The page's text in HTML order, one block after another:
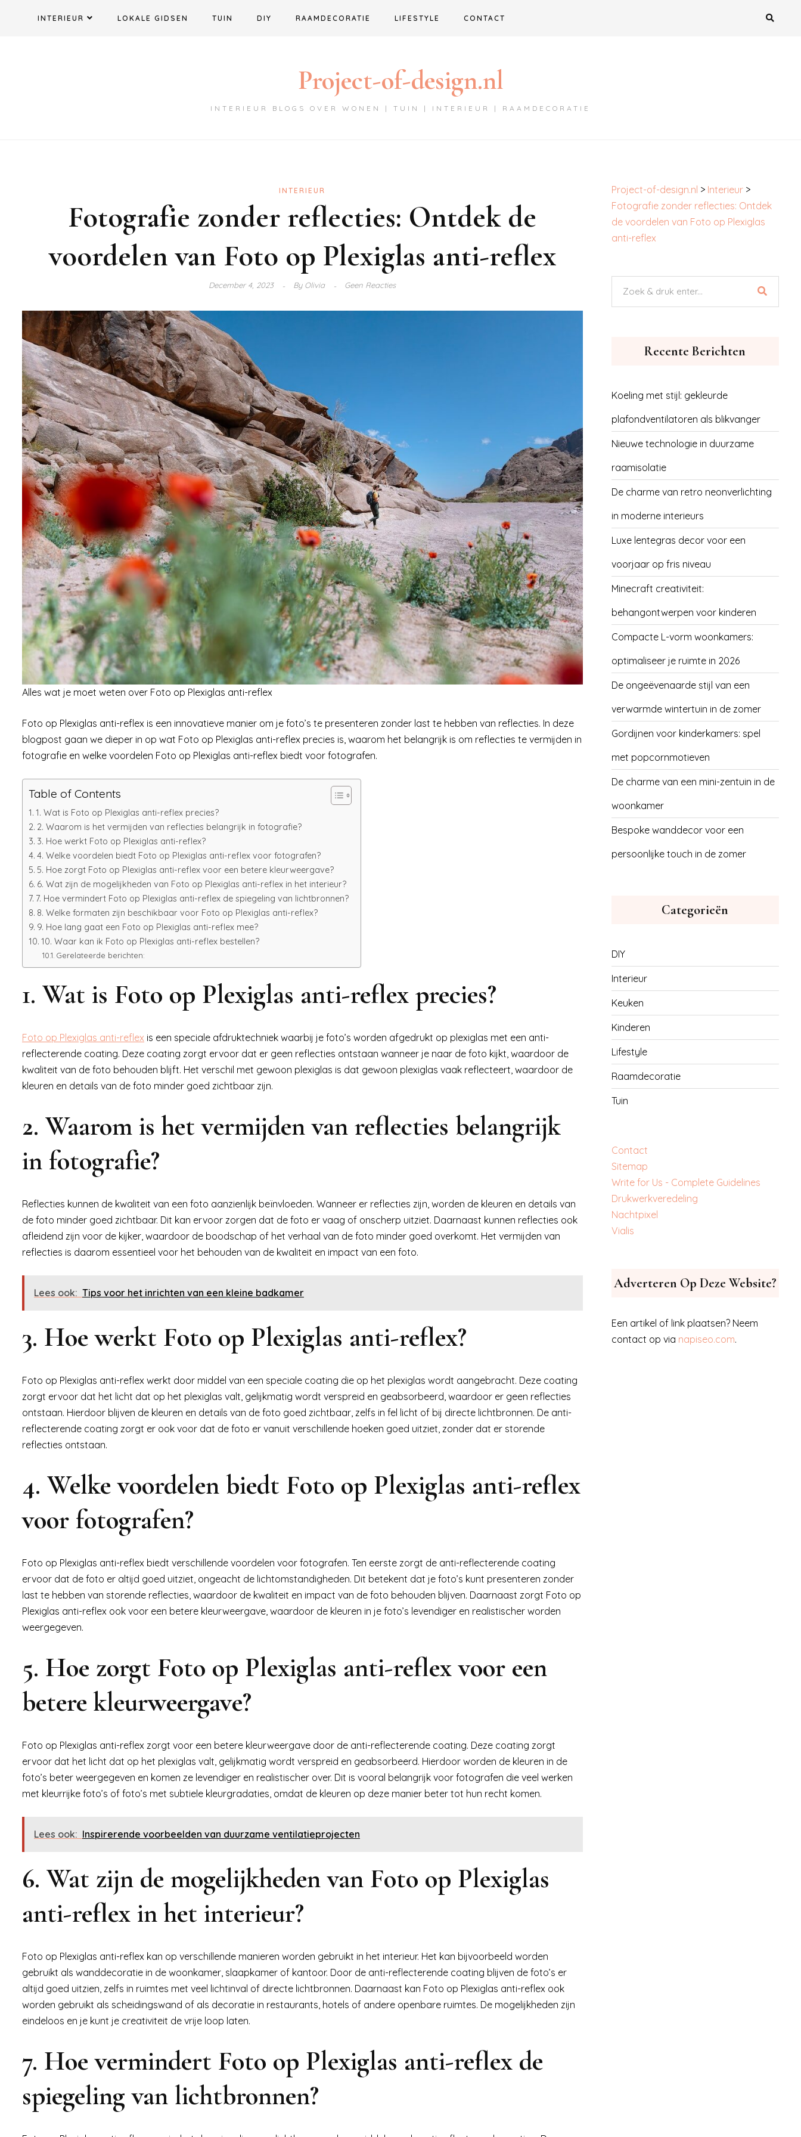
INTERIEUR LOKALE GIDSEN TUIN DIY RAAMDECORATIE LIFESTYLE CONTACT
Project-of-design.nl
INTERIEUR BLOGS OVER WONEN | TUIN | INTERIEUR | RAAMDECORATIE
INTERIEUR
Fotografie zonder reflecties: Ontdek de
voordelen van Foto op Plexiglas anti-reflex
December 4, 2023 ByOlivia Geen Reacties
Alles wat je moet weten over Foto op Plexiglas anti-reflex
Foto op Plexiglas anti-reflex is een innovatieve manier om je foto’s te presenteren zonder last te hebben van reflecties. In deze
blogpost gaan we dieper in op wat Foto op Plexiglas anti-reflex precies is, waarom het belangrijk is om reflecties te vermijden in
fotografie en welke voordelen Foto op Plexiglas anti-reflex biedt voor fotografen.
Table of Contents
1. Wat is Foto op Plexiglas anti-reflex precies?
2. Waarom is het vermijden van reflecties belangrijk in fotografie?
3. Hoe werkt Foto op Plexiglas anti-reflex?
4. Welke voordelen biedt Foto op Plexiglas anti-reflex voor fotografen?
5. Hoe zorgt Foto op Plexiglas anti-reflex voor een betere kleurweergave?
6. Wat zijn de mogelijkheden van Foto op Plexiglas anti-reflex in het interieur?
7. Hoe vermindert Foto op Plexiglas anti-reflex de spiegeling van lichtbronnen?
8. Welke formaten zijn beschikbaar voor Foto op Plexiglas anti-reflex?
9. Hoe lang gaat een Foto op Plexiglas anti-reflex mee?
10. Waar kan ik Foto op Plexiglas anti-reflex bestellen?
Gerelateerde berichten:
1. Wat is Foto op Plexiglas anti-reflex precies?
Foto op Plexiglas anti-reflex is een speciale afdruktechniek waarbij je foto’s worden afgedrukt op plexiglas met een anti-
reflecterende coating. Deze coating zorgt ervoor dat er geen reflecties ontstaan wanneer je naar de foto kijkt, waardoor de
kwaliteit van de foto behouden blijft. Het verschil met gewoon plexiglas is dat gewoon plexiglas vaak reflecteert, waardoor de
kleuren en details van de foto minder goed zichtbaar zijn.
2. Waarom is het vermijden van reflecties belangrijk
in fotografie?
Reflecties kunnen de kwaliteit van een foto aanzienlijk beïnvloeden. Wanneer er reflecties zijn, worden de kleuren en details van
de foto minder goed zichtbaar. Dit kan ervoor zorgen dat de foto er vaag of onscherp uitziet. Daarnaast kunnen reflecties ook
afleidend zijn voor de kijker, waardoor de boodschap of het verhaal van de foto minder goed overkomt. Het vermijden van
reflecties is daarom essentieel voor het behouden van de kwaliteit en impact van een foto.
Lees ook: Tips voor het inrichten van een kleine badkamer
3. Hoe werkt Foto op Plexiglas anti-reflex?
Foto op Plexiglas anti-reflex werkt door middel van een speciale coating die op het plexiglas wordt aangebracht. Deze coating
zorgt ervoor dat het licht dat op het plexiglas valt, gelijkmatig wordt verspreid en geabsorbeerd, waardoor er geen reflecties
ontstaan. Hierdoor blijven de kleuren en details van de foto goed zichtbaar, zelfs in fel licht of bij directe lichtbronnen. De anti-
reflecterende coating zorgt er ook voor dat de foto er vanuit verschillende hoeken goed uitziet, zonder dat er storende
reflecties ontstaan.
4. Welke voordelen biedt Foto op Plexiglas anti-reflex
voor fotografen?
Foto op Plexiglas anti-reflex biedt verschillende voordelen voor fotografen. Ten eerste zorgt de anti-reflecterende coating
ervoor dat de foto er altijd goed uitziet, ongeacht de lichtomstandigheden. Dit betekent dat je foto’s kunt presenteren zonder
last te hebben van storende reflecties, waardoor de kwaliteit en impact van de foto behouden blijven. Daarnaast zorgt Foto op
Plexiglas anti-reflex ook voor een betere kleurweergave, waardoor de kleuren in je foto’s levendiger en realistischer worden
weergegeven.
5. Hoe zorgt Foto op Plexiglas anti-reflex voor een
betere kleurweergave?
Foto op Plexiglas anti-reflex zorgt voor een betere kleurweergave door de anti-reflecterende coating. Deze coating zorgt
ervoor dat het licht dat op het plexiglas valt, gelijkmatig wordt verspreid en geabsorbeerd. Hierdoor worden de kleuren in de
foto’s beter weergegeven en komen ze levendiger en realistischer over. Dit is vooral belangrijk voor fotografen die veel werken
met kleurrijke foto’s of foto’s met subtiele kleurgradaties, omdat de kleuren op deze manier beter tot hun recht komen.
Lees ook: Inspirerende voorbeelden van duurzame ventilatieprojecten
6. Wat zijn de mogelijkheden van Foto op Plexiglas
anti-reflex in het interieur?
Foto op Plexiglas anti-reflex kan op verschillende manieren worden gebruikt in het interieur. Het kan bijvoorbeeld worden
gebruikt als wanddecoratie in de woonkamer, slaapkamer of kantoor. Door de anti-reflecterende coating blijven de foto’s er
altijd goed uitzien, zelfs in ruimtes met veel lichtinval of directe lichtbronnen. Daarnaast kan Foto op Plexiglas anti-reflex ook
worden gebruikt als scheidingswand of als decoratie in restaurants, hotels of andere openbare ruimtes. De mogelijkheden zijn
eindeloos en je kunt je creativiteit de vrije loop laten.
7. Hoe vermindert Foto op Plexiglas anti-reflex de
spiegeling van lichtbronnen?
Project-of-design.nl > Interieur>
Fotografie zonder reflecties: Ontdek
de voordelen van Foto op Plexiglas
anti-reflex
Recente Berichten
Koeling met stijl: gekleurde
plafondventilatoren als blikvanger
Nieuwe technologie in duurzame
raamisolatie
De charme van retro neonverlichting
in moderne interieurs
Luxe lentegras decor voor een
voorjaar op fris niveau
Minecraft creativiteit:
behangontwerpen voor kinderen
Compacte L-vorm woonkamers:
optimaliseer je ruimte in 2026
De ongeëvenaarde stijl van een
verwarmde wintertuin in de zomer
Gordijnen voor kinderkamers: spel
met popcornmotieven
De charme van een mini-zentuin in de
woonkamer
Bespoke wanddecor voor een
persoonlijke touch in de zomer
Categorieën
DIY
Interieur
Keuken
Kinderen
Lifestyle
Raamdecoratie
Tuin
Contact
Sitemap
Write for Us - Complete Guidelines
‎Drukwerkveredeling
‎Nachtpixel
‎Vialis
Adverteren Op Deze Website?
Een artikel of link plaatsen? Neem
contact op via napiseo.com.